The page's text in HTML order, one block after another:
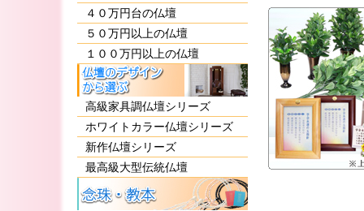
４０万円台の仏壇
５０万円以上の仏壇
１００万円以上の仏壇
高級家具調仏壇シリーズ
ホワイトカラー仏壇シリーズ
新作仏壇シリーズ
最高級大型伝統仏壇